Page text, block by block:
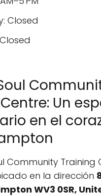
Closed
Un
en el
Community Training
en la dirección
WV3 0SR,